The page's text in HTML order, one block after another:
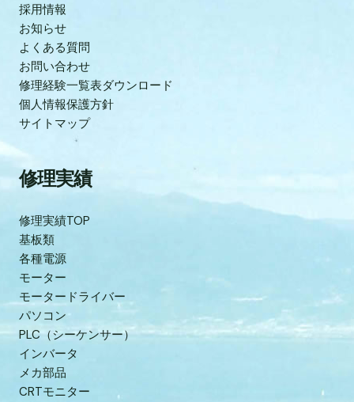
採用情報
お知らせ
よくある質問
お問い合わせ
修理経験一覧表ダウンロード
個人情報保護方針
サイトマップ
修理実績
修理実績TOP
基板類
各種電源
モーター
モータードライバー
パソコン
PLC（シーケンサー）
インバータ
メカ部品
CRTモニター